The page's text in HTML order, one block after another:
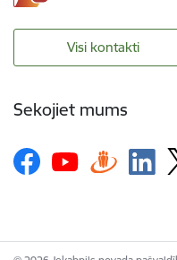
Visi kontakti
Sekojiet mums